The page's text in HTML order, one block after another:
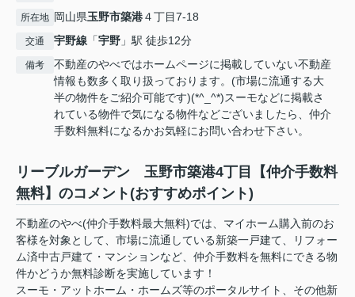
所在地 岡山県玉野市築港４丁目7-18
交通 宇野線 「宇野 」駅 徒歩12分
備考
不動産のやべではホームページに掲載していない不動産
情報も数多く取り扱っております。(市場に流通する大
半の物件をご紹介可能です)(*^_^*)スーモなどに掲載さ
れている物件で気になる物件などございましたら、仲介
手数料無料になるかお気軽にお問い合わせ下さい。
リーブルガーデン 玉野市築港4丁目【仲介手数料
無料】のコメント(おすすめポイント)
不動産のやべ(仲介手数料最大無料)では、マイホーム購入前のお
客様を対象として、市場に流通している新築一戸建て、リフォー
ム済中古戸建て・マンションなど、仲介手数料を無料にできる物
件かどうか無料診断を実施しています！
スーモ・アットホーム・ホームズ等のポータルサイト、その他新